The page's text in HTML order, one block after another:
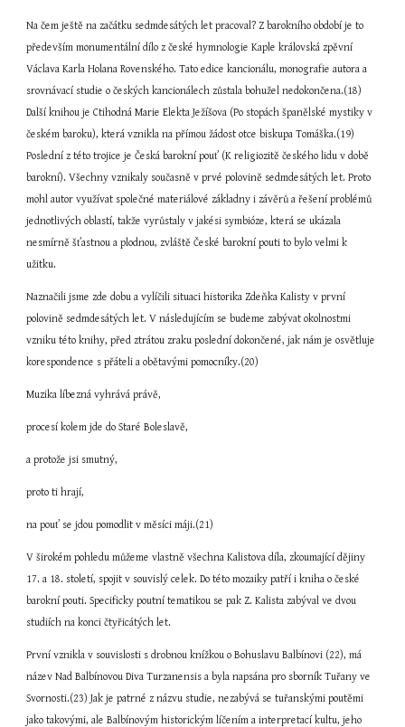
Na čem ještě na začátku sedmdesátých let pracoval? Z barokního období je to
především monumentální dílo z české hymnologie Kaple královská zpěvní
Václava Karla Holana Rovenského. Tato edice kancionálu, monografie autora a
srovnávací studie o českých kancionálech zůstala bohužel nedokončena.(18)
Další knihou je Ctihodná Marie Elekta Ježíšova (Po stopách španělské mystiky v
českém baroku), která vznikla na přímou žádost otce biskupa Tomáška.(19)
Poslední z této trojice je Česká barokní pouť (K religiozitě českého lidu v době
barokní). Všechny vznikaly současně v prvé polovině sedmdesátých let. Proto
mohl autor využívat společné materiálové základny i závěrů a řešení problémů
jednotlivých oblastí, takže vyrůstaly v jakési symbióze, která se ukázala
nesmírně šťastnou a plodnou, zvláště České barokní pouti to bylo velmi k
užitku.
Naznačili jsme zde dobu a vylíčili situaci historika Zdeňka Kalisty v první
polovině sedmdesátých let. V následujícím se budeme zabývat okolnostmi
vzniku této knihy, před ztrátou zraku poslední dokončené, jak nám je osvětluje
korespondence s přáteli a obětavými pomocníky.(20)
Muzika líbezná vyhrává právě,
procesí kolem jde do Staré Boleslavě,
a protože jsi smutný,
proto ti hrají,
na pouť se jdou pomodlit v měsíci máji.(21)
V širokém pohledu můžeme vlastně všechna Kalistova díla, zkoumající dějiny
17. a 18. století, spojit v souvislý celek. Do této mozaiky patří i kniha o české
barokní pouti. Specificky poutní tematikou se pak Z. Kalista zabýval ve dvou
studiích na konci čtyřicátých let.
První vznikla v souvislosti s drobnou knížkou o Bohuslavu Balbínovi (22), má
název Nad Balbínovou Diva Turzanensis a byla napsána pro sborník Tuřany ve
Svornosti.(23) Jak je patrné z názvu studie, nezabývá se tuřanskými poutěmi
jako takovými, ale Balbínovým historickým líčením a interpretací kultu, jeho